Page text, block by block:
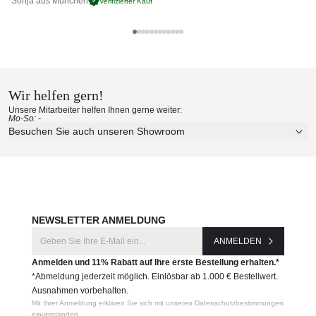
Sechseckig 370 cm: 64 kg
Produktnummer:
OMXC18OCT
Erleben Sie unsere Stoffe und Materialien ganz in Ruhe in
Ihren eigenen vier Wänden.
Aktuelle Originalstoffe des Herstellers
Wir helfen gern!
Unsere Mitarbeiter helfen Ihnen gerne weiter:
Mo-So: -
Besuchen Sie auch unseren Showroom
NEWSLETTER ANMELDUNG
ANMELDEN
Anmelden und 11% Rabatt auf Ihre erste Bestellung erhalten.*
*Abmeldung jederzeit möglich. Einlösbar ab 1.000 € Bestellwert.
Ausnahmen vorbehalten.
Mit Ihrer Anmeldung erklären Sie sich mit unseren Datenschutzbestimmungen
einverstanden.